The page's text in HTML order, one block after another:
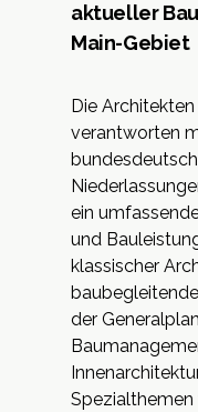
aktueller
Main-Gebiet
Die
verantworten
ein
und
klassischer
der
Spezialthemen